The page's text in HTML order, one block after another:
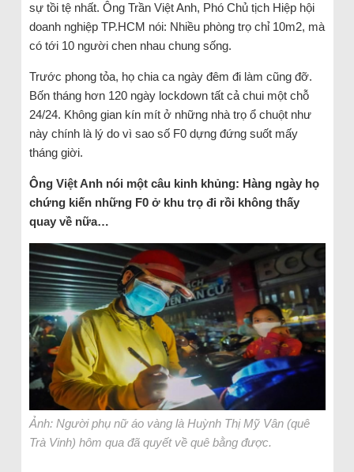
sự tồi tệ nhất. Ông Trần Việt Anh, Phó Chủ tịch Hiệp hội
doanh nghiệp TP.HCM nói: Nhiều phòng trọ chỉ 10m2, mà
có tới 10 người chen nhau chung sống.
Trước phong tỏa, họ chia ca ngày đêm đi làm cũng đỡ.
Bốn tháng hơn 120 ngày lockdown tất cả chui một chỗ
24/24. Không gian kín mít ở những nhà trọ ổ chuột như
này chính là lý do vì sao số F0 dựng đứng suốt mấy
tháng giời.
Ông Việt Anh nói một câu kinh khủng: Hàng ngày họ
chứng kiến những F0 ở khu trọ đi rồi không thấy
quay về nữa…
Ảnh: Người phụ nữ áo vàng là Huỳnh Thị Mỹ Vân (quê
Trà Vinh) hôm qua đã quyết về quê bằng được.